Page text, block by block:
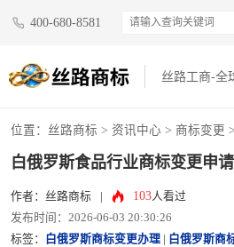
400-680-8581
丝路工商-全
位置： 丝路商标 > 资讯中心 > 商标变更
白俄罗斯食品行业商标变更申
作者：丝路商标 103人看过
发布时间：2026-06-03 20:30:26
标签：
白俄罗斯商标变更办理 白俄罗斯商